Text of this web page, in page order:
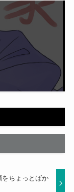
をちょっとばか